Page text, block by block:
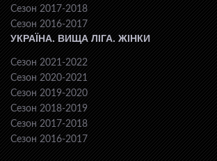
Сезон 2017-2018
Сезон 2016-2017
УКРАЇНА. ВИЩА ЛІГА. ЖІНКИ
Сезон 2021-2022
Сезон 2020-2021
Сезон 2019-2020
Сезон 2018-2019
Сезон 2017-2018
Сезон 2016-2017